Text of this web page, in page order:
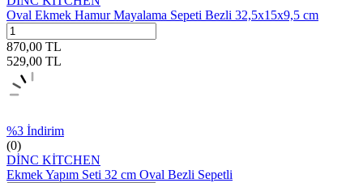
Oval Ekmek Hamur Mayalama Sepeti Bezli 32,5x15x9,5 cm
870,00 TL
529,00 TL
%3 İndirim
(0)
DİNC KİTCHEN
Ekmek Yapım Seti 32 cm Oval Bezli Sepetli